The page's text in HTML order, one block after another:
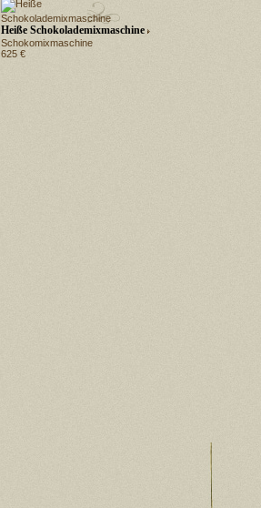
Heiße Schokolademixmaschine
Schokomixmaschine
625 €